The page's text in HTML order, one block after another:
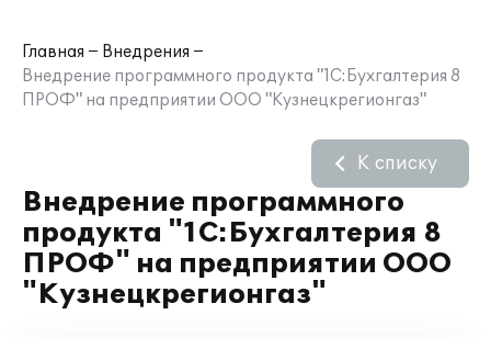
Главная
Внедрения
Внедрение программного продукта "1С:Бухгалтерия 8
ПРОФ" на предприятии ООО "Кузнецкрегионгаз"
Внедрение программного
продукта "1С:Бухгалтерия 8
ПРОФ" на предприятии ООО
"Кузнецкрегионгаз"
К списку